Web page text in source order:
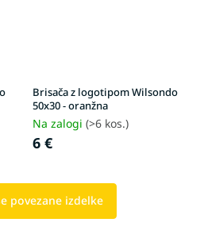
Brisača z logotipom Wilsondo
50x30 - oranžna
Na zalogi (>6 kos.)
6 €
povezane izdelke